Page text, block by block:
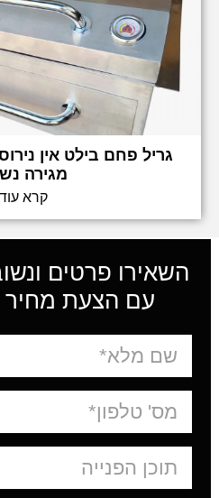
מגירה
קרא
השאירו פרטים
עם הצעת מחיר